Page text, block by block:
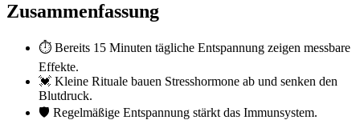
Zusammenfassung
⏱️ Bereits 15 Minuten tägliche Entspannung zeigen messbare
Effekte.
💓 Kleine Rituale bauen Stresshormone ab und senken den
Blutdruck.
🛡️ Regelmäßige Entspannung stärkt das Immunsystem.